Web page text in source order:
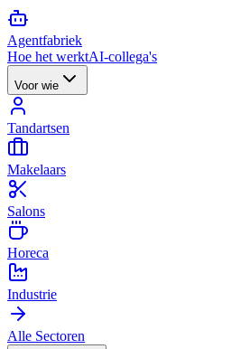
Agentfabriek
Hoe het werktAI-collega's
Voor wie
Tandartsen
Makelaars
Salons
Horeca
Industrie
Alle Sectoren